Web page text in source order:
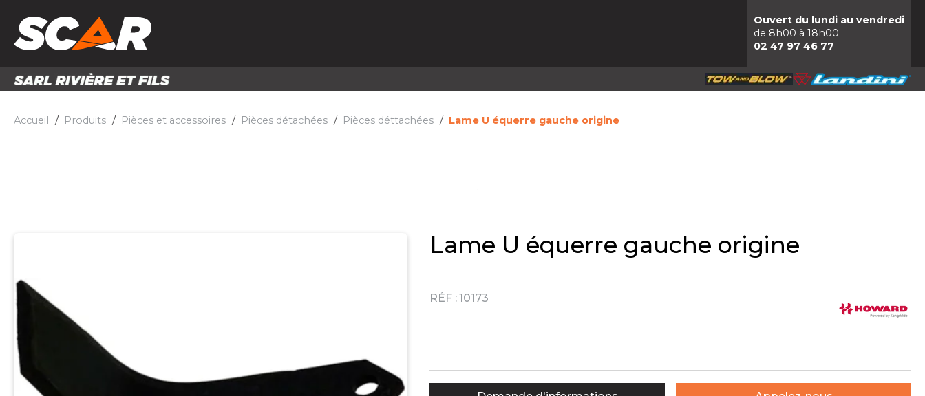
PIÈCES ET ACCESSOIRES
Ouvert du lundi au vendredi
de 8h00 à 18h00
02 47 97 46 77
Accueil Produits Pièces et accessoires Pièces détachées Pièces déttachées Lame U équerre gauche origine
Lame U équerre gauche origine
RÉF :10173